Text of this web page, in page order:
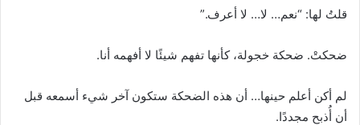
قلتُ لها: “نعم… لا… لا أعرف.”
ضحكتْ. ضحكة خجولة، كأنها تفهم شيئًا لا أفهمه أنا.
لم أكن أعلم حينها… أن هذه الضحكة ستكون آخر شيء أسمعه قبل
أن أُذبح مجددًا.